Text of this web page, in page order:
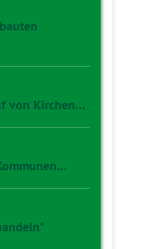
von Kirchen…